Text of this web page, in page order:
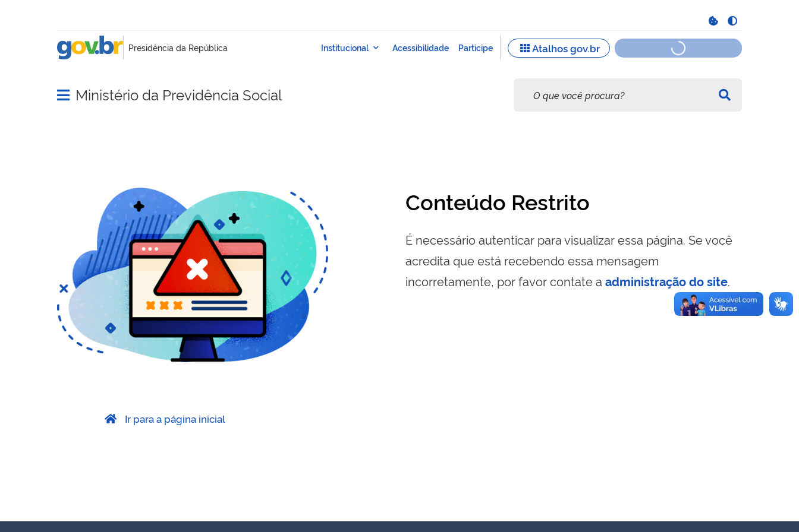
Abrir menu principal de navegação
Ministério da Previdência Social
Conteúdo Restrito
É necessário autenticar para visualizar essa página. Se você
acredita que está recebendo essa mensagem
incorretamente, por favor contate a administração do site.
Ir para a página inicial